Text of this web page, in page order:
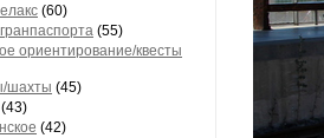
(60)
(55)
ориентирование/квесты
шахты (45)
(43)
(42)